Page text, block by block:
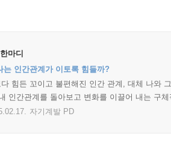
마디
는 인간관계가 이토록 힘들까?
다 힘든 꼬이고 불편해진 인간 관계, 대체 나와
인간관계를 돌아보고 변화를 이끌어 내는 구
자기계발 PD